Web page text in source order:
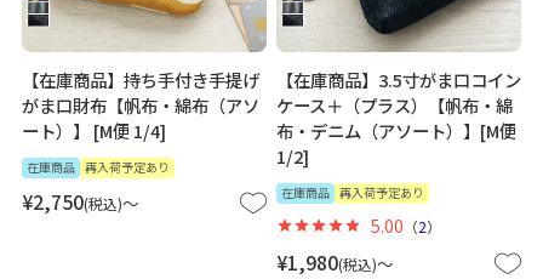
【在庫商品】持ち手付き手提げ
がま口財布【帆布・綿布（アソ
ート）】 [M便 1/4]
在庫商品 再入荷予定あり
¥2,750 税込 〜
【在庫商品】3.5寸がま口コイン
ケース＋（プラス）【帆布・綿
布・デニム（アソート）】[M便
1/2]
在庫商品 再入荷予定あり
¥1,980 税込 〜
5.00 （2）